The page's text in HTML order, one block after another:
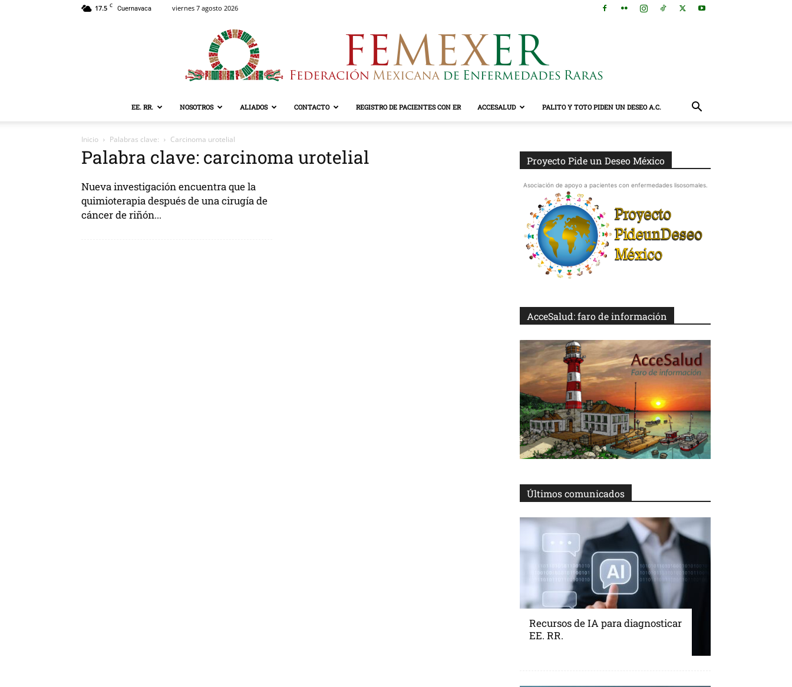
17.5 C Cuernavaca viernes 7 agosto 2026
EE. RR. NOSOTROS ALIADOS CONTACTO REGISTRO DE PACIENTES CON ER ACCESALUD PALITO Y TOTO PIDEN UN DESEO A.C.
Inicio Palabras clave: Carcinoma urotelial
Palabra clave: carcinoma urotelial
Nueva investigación encuentra que la
quimioterapia después de una cirugía de
cáncer de riñón...
Proyecto Pide un Deseo México
Asociación de apoyo a pacientes con enfermedades lisosomales.
AcceSalud: faro de información
Últimos comunicados
Recursos de IA para diagnosticar
EE. RR.